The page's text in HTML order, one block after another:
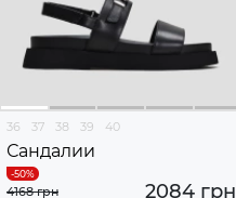
36 37 38 39 40
Сандалии
2084 грн
4168 грн